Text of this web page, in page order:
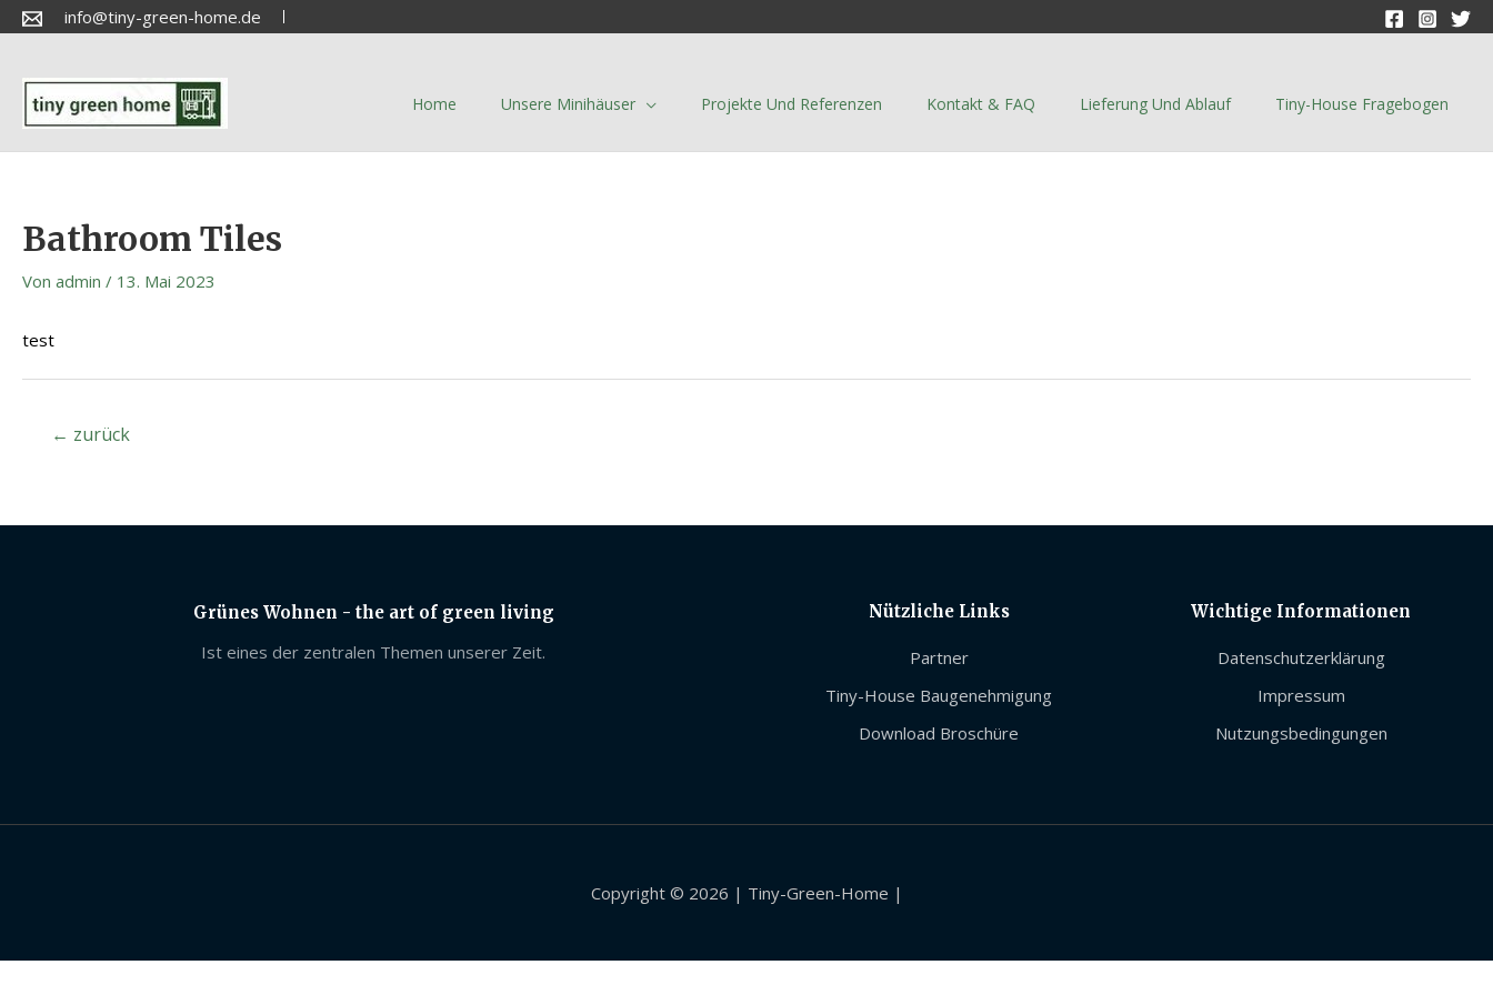
info@tiny-green-home.de
Home Unsere Minihäuser Projekte Und Referenzen Kontakt & FAQ Lieferung Und Ablauf Tiny-House Fragebogen
Bathroom Tiles
Von admin / 13. Mai 2023
test
← zurück
Grünes Wohnen - the art of green living
Ist eines der zentralen Themen unserer Zeit.
Nützliche Links
Partner
Tiny-House Baugenehmigung
Download Broschüre
Wichtige Informationen
Datenschutzerklärung
Impressum
Nutzungsbedingungen
Copyright © 2026 | Tiny-Green-Home |